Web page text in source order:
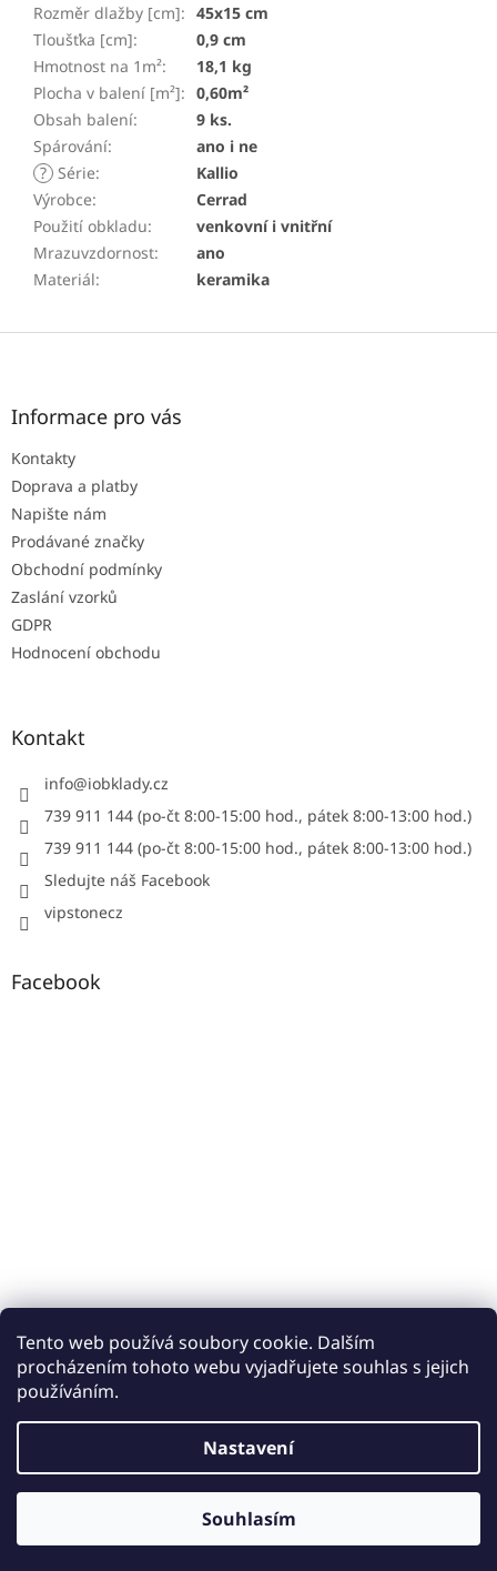
Tento web používá soubory cookie. Dalším
procházením tohoto webu vyjadřujete souhlas s jejich
používáním.
Nastavení
Souhlasím
Rozměr dlažby [cm]: 45x15 cm
Tloušťka [cm]:
0,9 cm
Hmotnost na 1m²:
18,1 kg
Plocha v balení [m²]: 0,60m²
Obsah balení:
9 ks.
Spárování:
ano i ne
? Série:
Kallio
Výrobce:
Cerrad
Použití obkladu:
venkovní i vnitřní
Mrazuvzdornost:
ano
Materiál: keramika
Z
Informace pro vás
Kontakty
Doprava a platby
Napište nám
Prodávané značky
Obchodní podmínky
Zaslání vzorků
GDPR
Hodnocení obchodu
Kontakt
info@iobklady.cz
739 911 144 (po-čt 8:00-15:00 hod., pátek 8:00-13:00 hod.)
739 911 144 (po-čt 8:00-15:00 hod., pátek 8:00-13:00 hod.)
Sledujte náš Facebook
vipstonecz
Facebook
Copyright 2026Keramické obklady a dlažby iobklady.cz.
Všechna práva vyhrazena. Upravit nastavení cookies